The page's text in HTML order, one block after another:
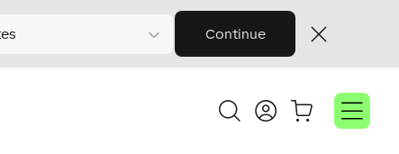
Continue